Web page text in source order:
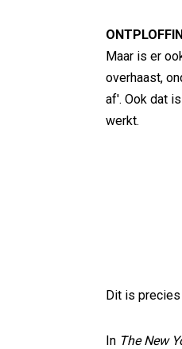
Maar is er
overhaast,
af'. Ook dat
werkt.
Dit is
In The New